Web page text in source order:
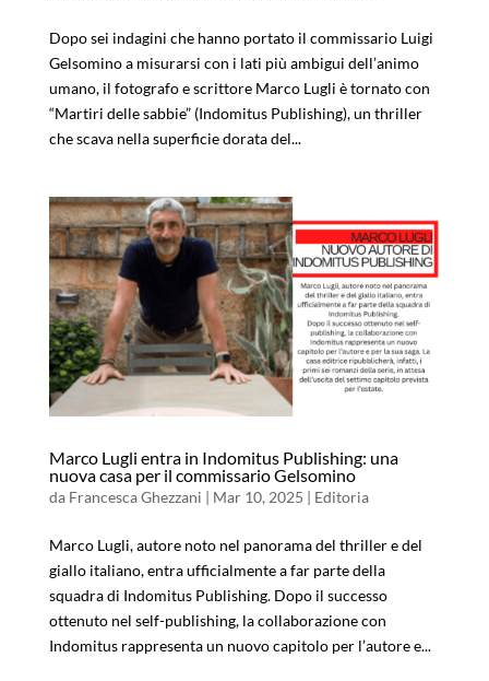
Dopo sei indagini che hanno portato il commissario Luigi
Gelsomino a misurarsi con i lati più ambigui dell’animo
umano, il fotografo e scrittore Marco Lugli è tornato con
“Martiri delle sabbie” (Indomitus Publishing), un thriller
che scava nella superficie dorata del...
Marco Lugli entra in Indomitus Publishing: una
nuova casa per il commissario Gelsomino
da Francesca Ghezzani | Mar 10, 2025 | Editoria
Marco Lugli, autore noto nel panorama del thriller e del
giallo italiano, entra ufficialmente a far parte della
squadra di Indomitus Publishing. Dopo il successo
ottenuto nel self-publishing, la collaborazione con
Indomitus rappresenta un nuovo capitolo per l’autore e...